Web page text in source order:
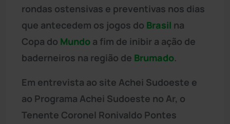
rondas ostensivas e preventivas nos dias
que antecedem os jogos do Brasil na
Copa do Mundo a fim de inibir a ação de
baderneiros na região de Brumado.
Em entrevista ao site Achei Sudoeste e
ao Programa Achei Sudoeste no Ar, o
Tenente Coronel Ronivaldo Pontes